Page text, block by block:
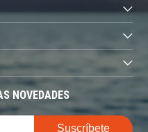
NOVEDADES